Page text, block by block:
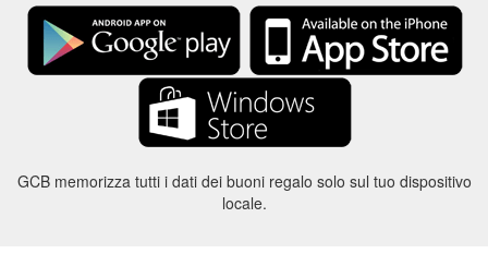
GCB memorizza tutti i dati dei buoni regalo solo sul tuo dispositivo
locale.